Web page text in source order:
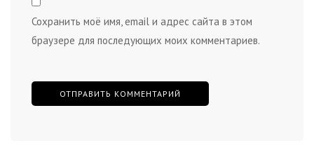
Сохранить моё имя, email и адрес сайта в этом
браузере для последующих моих комментариев.